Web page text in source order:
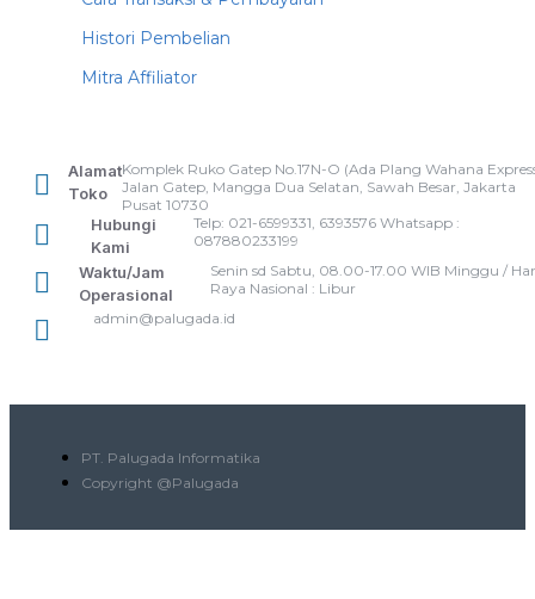
Histori Pembelian
Mitra Affiliator
Alamat
Toko
Komplek Ruko Gatep No.17N-O (Ada Plang Wahana
Jalan Gatep, Mangga Dua Selatan, Sawah Besar, Jakarta
Pusat 10730
Hubungi
Kami
Telp: 021-6599331, 6393576 Whatsapp :
087880233199
Waktu/Jam
Operasional
Senin sd Sabtu, 08.00-17.00 WIB Minggu /
Raya Nasional : Libur
admin@palugada.id
PT. Palugada Informatika
Copyright @Palugada